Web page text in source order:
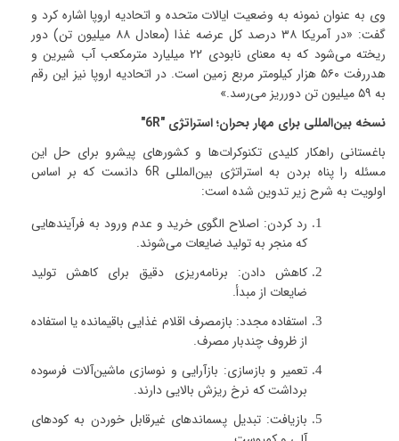
وی به عنوان نمونه به وضعیت ایالات متحده و اتحادیه اروپا اشاره کرد و
گفت: «در آمریکا ۳۸ درصد کل عرضه غذا (معادل ۸۸ میلیون تن) دور
ریخته می‌شود که به معنای نابودی ۲۲میلیارد مترمکعب آب شیرین و
هدررفت ۵۶۰ هزار کیلومتر مربع زمین است. در اتحادیه اروپا نیز این رقم
به ۵۹میلیون تن دورریز می‌رسد.»
نسخه بین‌المللی برای مهار بحران؛ استراتژی "6R"
باغستانی راهکار کلیدی تکنوکرات‌ها و کشورهای پیشرو برای حل این
مسئله را پناه بردن به استراتژی بین‌المللی6R دانست که بر اساس
اولویت به شرح زیر تدوین شده است:
رد کردن: اصلاح الگوی خرید و عدم ورود به فرآیندهایی
که منجر به تولید ضایعات می‌شوند.
کاهش دادن: برنامه‌ریزی دقیق برای کاهش تولید
ضایعات از مبدأ.
استفاده مجدد: بازمصرف اقلام غذایی باقیمانده یا استفاده
از ظروف چندبار مصرف.
تعمیر و بازسازی: بازآرایی و نوسازی ماشین‌آلات فرسوده
برداشت که نرخ ریزش بالایی دارند.
بازیافت:تبدیل پسماندهای غیرقابل خوردن به کودهای